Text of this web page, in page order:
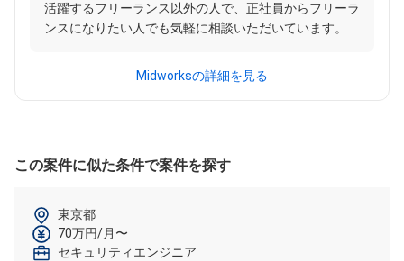
活躍するフリーランス以外の人で、正社員からフリーラ
ンスになりたい人でも気軽に相談いただいています。
Midworksの詳細を見る
この案件に似た条件で案件を探す
東京都
70万円/月〜
セキュリティエンジニア